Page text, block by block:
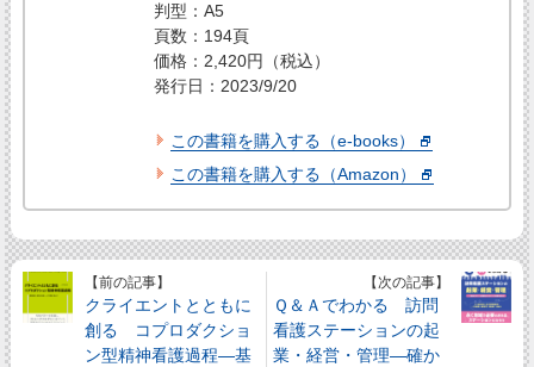
判型：A5
頁数：194頁
価格：2,420円（税込）
発行日：2023/9/20
この書籍を購入する（e-books）
この書籍を購入する（Amazon）
【前の記事】
クライエントとともに
創る コプロダクショ
ン型精神看護過程―基
【次の記事】
Ｑ＆Ａでわかる 訪問
看護ステーションの起
業・経営・管理―確か